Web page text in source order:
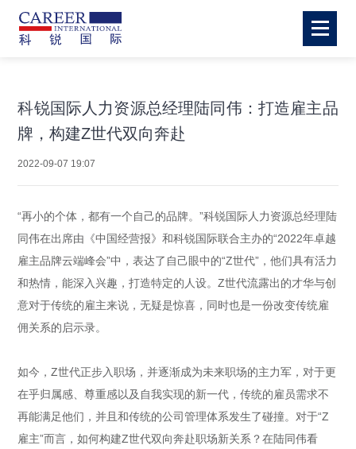
科锐国际人力资源总经理陆同伟：打造雇主品
牌，构建Z世代双向奔赴
2022-09-07 19:07
“再小的个体，都有一个自己的品牌。”科锐国际人力资源总经理陆
同伟在出席由《中国经营报》和科锐国际联合主办的“2022年卓越
雇主品牌云端峰会”中，表达了自己眼中的“Z世代”，他们具有活力
和热情，能深入兴趣，打造特定的人设。Z世代流露出的才华与创
意对于传统的雇主来说，无疑是惊喜，同时也是一份改变传统雇
佣关系的启示录。
如今，Z世代正步入职场，并逐渐成为未来职场的主力军，对于更
在乎归属感、尊重感以及自我实现的新一代，传统的雇员需求不
再能满足他们，并且和传统的公司管理体系发生了碰撞。对于“Z
雇主”而言，如何构建Z世代双向奔赴职场新关系？在陆同伟看